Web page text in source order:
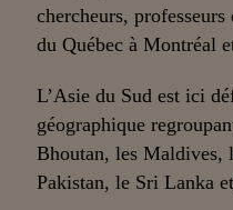
chercheurs,
du Québec à Montréal
L’Asie du Sud est ici
géographique
Bhoutan, les Maldives,
Pakistan, le Sri Lanka